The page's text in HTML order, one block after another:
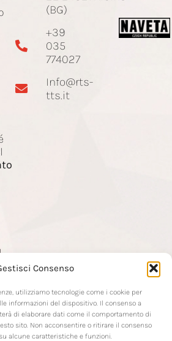
Consenso
utilizziamo tecnologie come i cookie per
informazioni del dispositivo. Il consenso a
di elaborare dati come il comportamento di
sito. Non acconsentire o ritirare il consenso
alcune caratteristiche e funzioni.
(BG)
+39
035
774027
Info@rts-
tts.it